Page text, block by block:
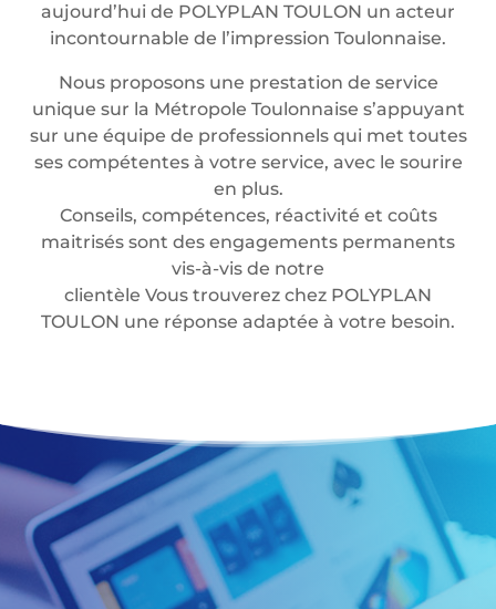
aujourd’hui de POLYPLAN TOULON un acteur
incontournable de l’impression Toulonnaise.
Nous proposons une prestation de service
unique sur la Métropole Toulonnaise s’appuyant
sur une équipe de professionnels qui met toutes
ses compétentes à votre service, avec le sourire
en plus.
Conseils, compétences, réactivité et coûts
maitrisés sont des engagements permanents
vis-à-vis de notre
clientèle Vous trouverez chez POLYPLAN
TOULON une réponse adaptée à votre besoin.